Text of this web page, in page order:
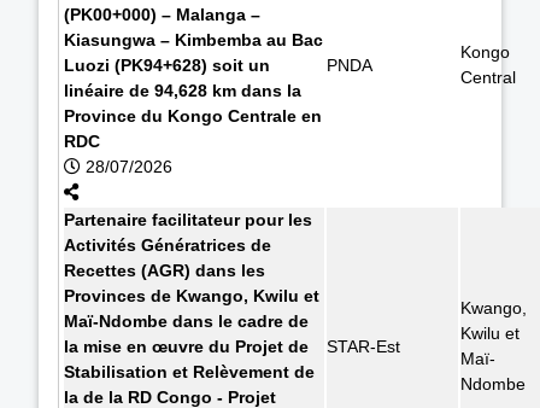
(PK00+000) – Malanga –
Kiasungwa – Kimbemba au Bac
Luozi (PK94+628) soit un
linéaire de 94,628 km dans la
Province du Kongo Centrale en
RDC
28/07/2026
PNDA
Kongo
Central
Partenaire facilitateur pour les
Activités Génératrices de
Recettes (AGR) dans les
Provinces de Kwango, Kwilu et
Maï-Ndombe dans le cadre de
la mise en œuvre du Projet de
Stabilisation et Relèvement de
la de la RD Congo - Projet
STAR-Est
Kwango,
Kwilu et
Maï-
Ndombe